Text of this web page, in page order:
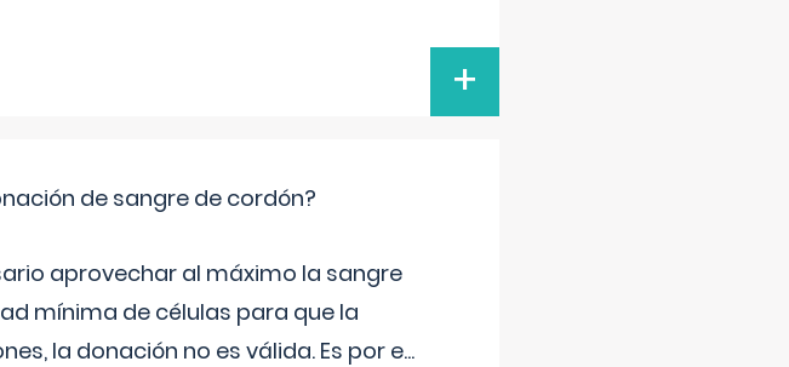
+
de sangre de cordón?
aprovechar al máximo la sangre
mínima de células para que la
la donación no es válida. Es por e...